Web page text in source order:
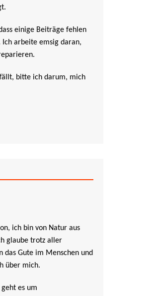
einige Beiträge fehlen
arbeite emsig daran,
bitte ich darum, mich
ich bin von Natur aus
glaube trotz aller
das Gute im Menschen und
über mich.
es um